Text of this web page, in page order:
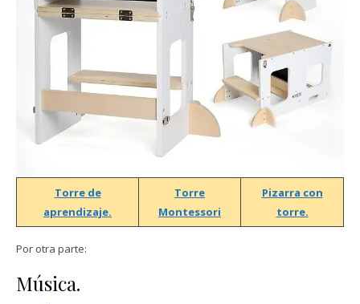
Torre de
aprendizaje.
Torre
Montessori
Pizarra con
torre.
Por otra parte:
Música.